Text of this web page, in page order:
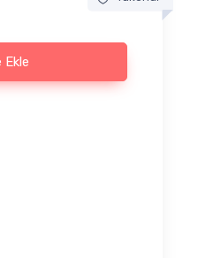
Ekle